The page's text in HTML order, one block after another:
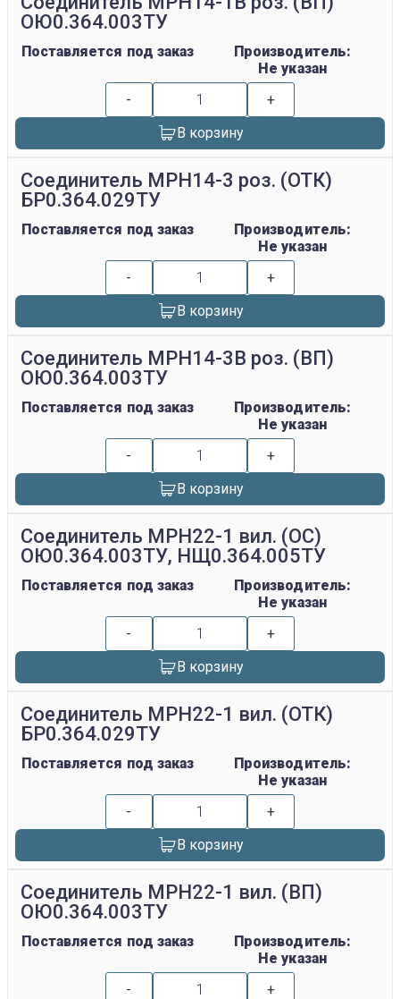
ОЮ0.364.003ТУ
Поставляется под заказ
Производитель:
Не указан
-
+
В корзину
Соединитель МРН14-3 роз. (ОТК)
БР0.364.029ТУ
Поставляется под заказ
Производитель:
Не указан
-
+
В корзину
Соединитель МРН14-3В роз. (ВП)
ОЮ0.364.003ТУ
Поставляется под заказ
Производитель:
Не указан
-
+
В корзину
Соединитель МРН22-1 вил. (ОС)
ОЮ0.364.003ТУ, НЩ0.364.005ТУ
Поставляется под заказ
Производитель:
Не указан
-
+
В корзину
Соединитель МРН22-1 вил. (ОТК)
БР0.364.029ТУ
Поставляется под заказ
Производитель:
Не указан
-
+
В корзину
Соединитель МРН22-1 вил. (ВП)
ОЮ0.364.003ТУ
Поставляется под заказ
Производитель:
Не указан
-
+